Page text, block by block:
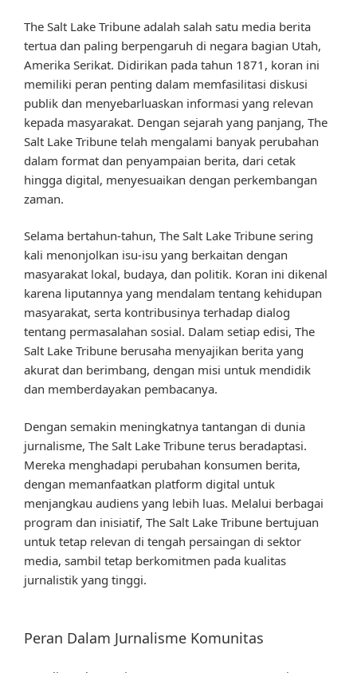
The Salt Lake Tribune adalah salah satu media berita
tertua dan paling berpengaruh di negara bagian Utah,
Amerika Serikat. Didirikan pada tahun 1871, koran ini
memiliki peran penting dalam memfasilitasi diskusi
publik dan menyebarluaskan informasi yang relevan
kepada masyarakat. Dengan sejarah yang panjang, The
Salt Lake Tribune telah mengalami banyak perubahan
dalam format dan penyampaian berita, dari cetak
hingga digital, menyesuaikan dengan perkembangan
zaman.
Selama bertahun-tahun, The Salt Lake Tribune sering
kali menonjolkan isu-isu yang berkaitan dengan
masyarakat lokal, budaya, dan politik. Koran ini dikenal
karena liputannya yang mendalam tentang kehidupan
masyarakat, serta kontribusinya terhadap dialog
tentang permasalahan sosial. Dalam setiap edisi, The
Salt Lake Tribune berusaha menyajikan berita yang
akurat dan berimbang, dengan misi untuk mendidik
dan memberdayakan pembacanya.
Dengan semakin meningkatnya tantangan di dunia
jurnalisme, The Salt Lake Tribune terus beradaptasi.
Mereka menghadapi perubahan konsumen berita,
dengan memanfaatkan platform digital untuk
menjangkau audiens yang lebih luas. Melalui berbagai
program dan inisiatif, The Salt Lake Tribune bertujuan
untuk tetap relevan di tengah persaingan di sektor
media, sambil tetap berkomitmen pada kualitas
jurnalistik yang tinggi.
Peran Dalam Jurnalisme Komunitas